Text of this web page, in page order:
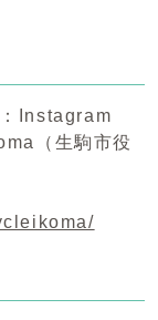
：Instagram
（生駒市役